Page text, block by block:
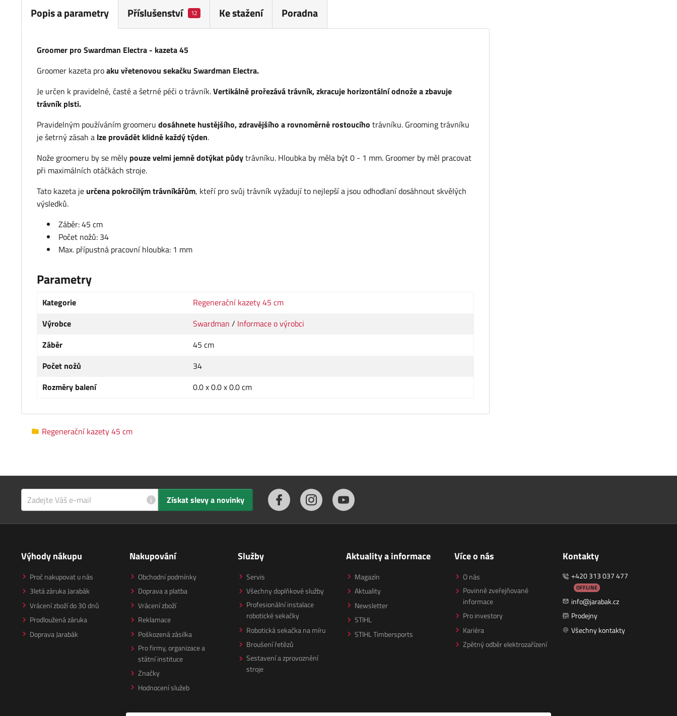
Popis a parametry Příslušenství 12 Ke stažení Poradna
Groomer pro Swardman Electra - kazeta 45
Groomer kazeta proaku vřetenovou sekačku Swardman Electra.
Je určen k pravidelné, časté a šetrné péči o trávník.Vertikálně prořezává trávník, zkracuje horizontální odnože a zbavuje
trávník plsti.
Pravidelným používáním groomeru dosáhnete hustějšího, zdravějšího a rovnoměrně rostoucího trávníku. Grooming trávníku
je šetrný zásah a lze provádět klidně každý týden.
Nože groomeru by se měly pouze velmi jemně dotýkat půdytrávníku. Hloubka by měla být 0 - 1 mm. Groomer by měl pracovat
při maximálních otáčkách stroje.
Tato kazeta je určena pokročilým trávníkářům, kteří pro svůj trávník vyžadují to nejlepší a jsou odhodlaní dosáhnout skvělých
výsledků.
Záběr: 45 cm
Počet nožů: 34
Max. přípustná pracovní hloubka: 1 mm
Parametry
Kategorie
Regenerační kazety 45 cm
Výrobce
Swardman / Informace o výrobci
Záběr
45 cm
Počet nožů
34
Rozměry balení
0.0 x 0.0 x 0.0 cm
Regenerační kazety 45 cm
i Získat slevy a novinky
Výhody nákupu
Proč nakupovat u nás
3letá záruka Jarabák
Vrácení zboží do 30 dnů
Prodloužená záruka
Doprava Jarabák
Nakupování
Obchodní podmínky
Doprava a platba
Vrácení zboží
Reklamace
Poškozená zásilka
Pro firmy, organizace a
státní instituce
Značky
Hodnocení služeb
Služby
Servis
Všechny doplňkové služby
Profesionální instalace
robotické sekačky
Robotická sekačka na míru
Broušení řetězů
Sestavení a zprovoznění
stroje
Aktuality a informace
Magazín
Aktuality
Newsletter
STIHL
STIHL Timbersports
Více o nás
O nás
Povinně zveřejňované
informace
Pro investory
Kariéra
Zpětný odběr elektrozařízení
Kontakty
+420 313 037 477
OFFLINE
info@jarabak.cz
Prodejny
Všechny kontakty